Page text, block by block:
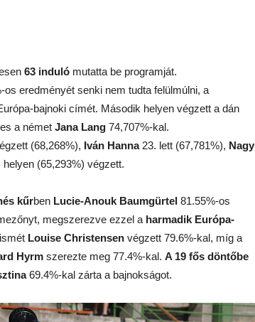
63 induló mutatta be programját.
os eredményét senki nem tudta felülmúlni, a
bajnoki címét. Második helyen végzett a dán
a német Jana Lang 74,707%-kal.
(68,268%), Iván Hanna23. lett (67,781%), Nagy
(65,293%) végzett.
kűrben Lucie-Anouk Baumgürtel 81.55%-os
megszerezve ezzel a harmadik Európa-
Louise Christensen végzett 79.6%-kal, míg a
Hyrm szerezte meg 77.4%-kal. A 19 fős döntőbe
69.4%-kal zárta a bajnokságot.